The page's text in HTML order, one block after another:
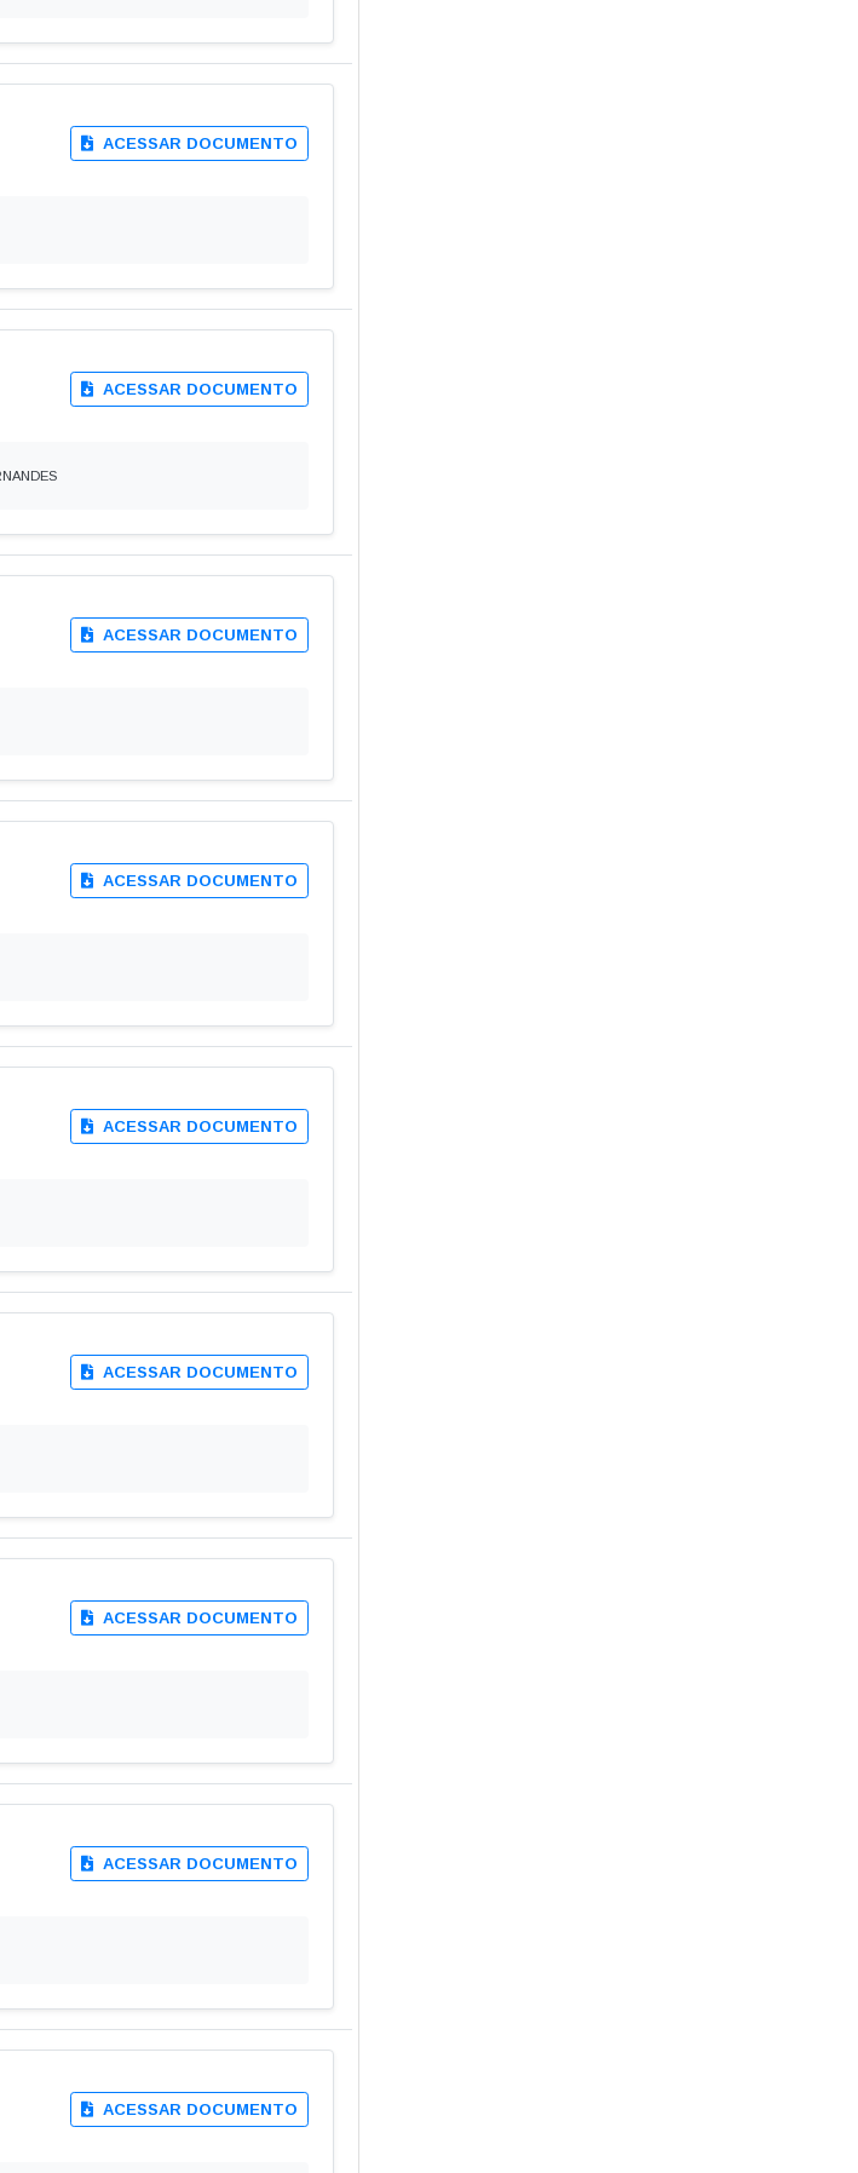
ACESSAR DOCUMENTO
ACESSAR DOCUMENTO
ACESSAR DOCUMENTO
ACESSAR DOCUMENTO
ACESSAR DOCUMENTO
ACESSAR DOCUMENTO
ACESSAR DOCUMENTO
ACESSAR DOCUMENTO
ACESSAR DOCUMENTO